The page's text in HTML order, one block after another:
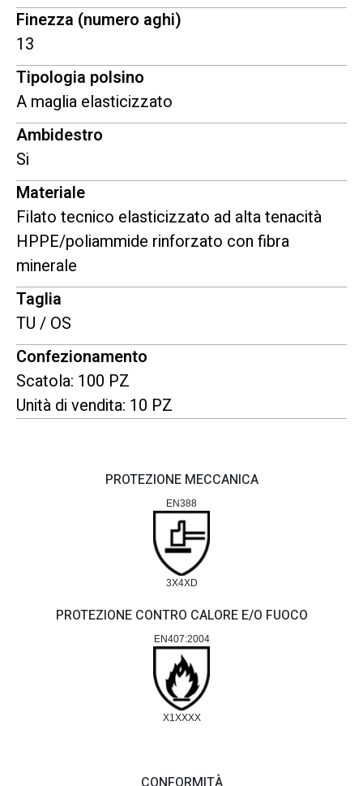
PROTEZIONE MECCANICA
EN388
3X4XD
PROTEZIONE CONTRO CALORE E/O FUOCO
EN407:2004
X1XXXX
Finezza (numero aghi)
13
Tipologia polsino
A maglia elasticizzato
Ambidestro
Si
Materiale
Filato tecnico elasticizzato ad alta tenacità
HPPE/poliammide rinforzato con fibra
minerale
Taglia
TU / OS
Confezionamento
Scatola: 100 PZ
Unità di vendita: 10 PZ